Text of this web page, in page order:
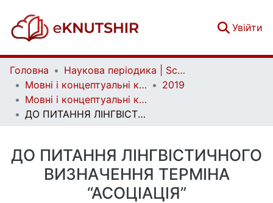
Увійти
Головна
Наукова періодика | Scientific periodicals
Мовні і концептуальні картини світу | Linguistic and conceptual worldviews
2019
Мовні і концептуальні картини світу. Вип. 1 (65)
ДО ПИТАННЯ ЛІНГВІСТИЧНОГО ВИЗНАЧЕННЯ ТЕРМІНА “АСОЦІАЦІЯ”
ДО ПИТАННЯ ЛІНГВІСТИЧНОГО
ВИЗНАЧЕННЯ ТЕРМІНА
“АСОЦІАЦІЯ”